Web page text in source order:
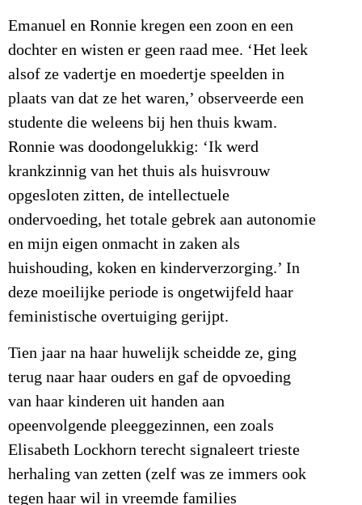
Emanuel en Ronnie kregen een zoon en een
dochter en wisten er geen raad mee. ‘Het leek
alsof ze vadertje en moedertje speelden in
plaats van dat ze het waren,’ observeerde een
studente die weleens bij hen thuis kwam.
Ronnie was doodongelukkig: ‘Ik werd
krankzinnig van het thuis als huisvrouw
opgesloten zitten, de intellectuele
ondervoeding, het totale gebrek aan autonomie
en mijn eigen onmacht in zaken als
huishouding, koken en kinderverzorging.’ In
deze moeilijke periode is ongetwijfeld haar
feministische overtuiging gerijpt.
Tien jaar na haar huwelijk scheidde ze, ging
terug naar haar ouders en gaf de opvoeding
van haar kinderen uit handen aan
opeenvolgende pleeggezinnen, een zoals
Elisabeth Lockhorn terecht signaleert trieste
herhaling van zetten (zelf was ze immers ook
tegen haar wil in vreemde families